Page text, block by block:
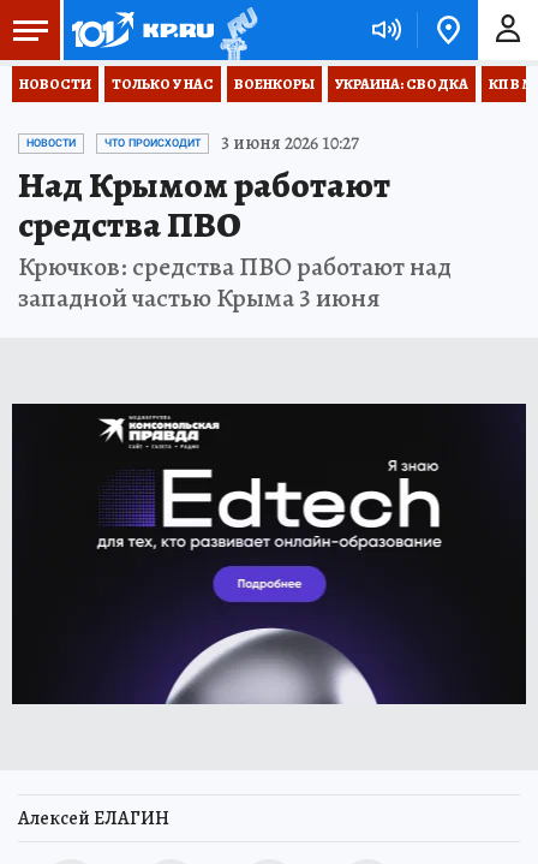
НОВОСТИ ТОЛЬКО У НАС ВОЕНКОРЫ УКРАИНА: СВОДКА КП В
НОВОСТИ ЧТО ПРОИСХОДИТ 3 июня 2026 10:27
Над Крымом работают
средства ПВО
Крючков: средства ПВО работают над
западной частью Крыма 3 июня
Алексей ЕЛАГИН